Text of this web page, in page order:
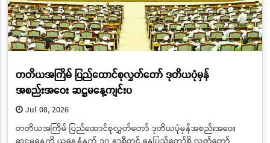
တတိယအကြိမ် ပြည်ထောင်စုလွှတ်တော် ဒုတိယပုံမှန်
အစည်းအဝေး ဆဋ္ဌမနေ့ကျင်းပ
Jul 08, 2026
တတိယအကြိမ် ပြည်ထောင်စုလွှတ်တော် ဒုတိယပုံမှန်အစည်းအဝေး